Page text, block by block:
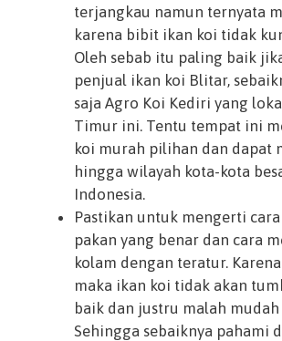
terjangkau namun ternyata
karena bibit ikan koi tidak
Oleh sebab itu paling baik
penjual ikan koi Blitar,
saja Agro Koi Kediri yang
Timur ini. Tentu tempat ini
koi murah pilihan dan dapat
hingga wilayah kota-kota
Indonesia.
Pastikan untuk mengerti
pakan yang benar dan cara
kolam dengan teratur.
maka ikan koi tidak akan
baik dan justru malah
Sehingga sebaiknya pahami